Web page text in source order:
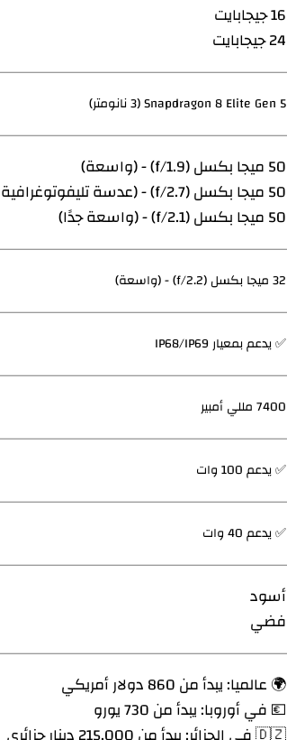
16 جيجابايت
24 جيجابايت
Snapdragon 8 Elite Gen 5 (3 نانومتر)
50 ميجا بكسل (f/1.9) - (واسعة)
50 ميجا بكسل (f/2.7) - (عدسة تليفوتوغرافية من نوع المنظار)
50 ميجا بكسل (f/2.1) - (واسعة جدًا)
32 ميجا بكسل (f/2.2) - (واسعة)
✅ يدعم بمعيار IP68/IP69
7400 مللي أمبير
✅ يدعم 100 وات
✅ يدعم 40 وات
أسود
فضي
🌍 عالميا: يبدأ من 860 دولار أمريكي
💶 في أوروبا: يبدأ من 730 يورو